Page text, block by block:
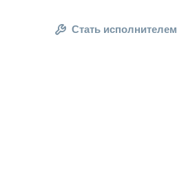
Стать исполнителем